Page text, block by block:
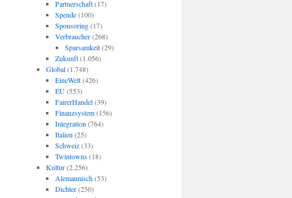
Partnerschaft(17)
Spende(100)
Sponsoring(17)
Verbraucher(268)
Sparsamkeit(29)
Zukunft(1.056)
Global(1.748)
EineWelt(426)
EU(553)
FairerHandel(39)
Finanzsystem(156)
Integration (764)
Italien (25)
Schweiz(33)
Twintowns(18)
Kultur(2.256)
Alemannisch(53)
Dichter(250)